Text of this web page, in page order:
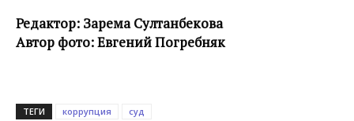
Редактор: Зарема Султанбекова
Автор фото: Евгений Погребняк
ТЕГИ коррупция суд